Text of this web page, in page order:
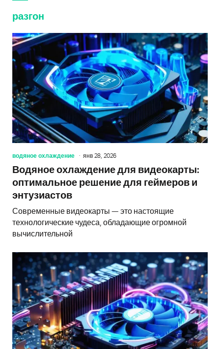
разгон
водяное охлаждение янв 28, 2026
Водяное охлаждение для видеокарты:
оптимальное решение для геймеров и
энтузиастов
Современные видеокарты — это настоящие
технологические чудеса, обладающие огромной
вычислительной